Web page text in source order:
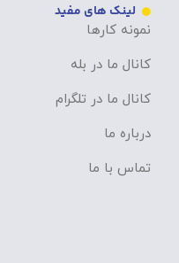
لینک های مفید
نمونه کارها
کانال ما در بله
کانال ما در تلگرام
درباره ما
تماس با ما